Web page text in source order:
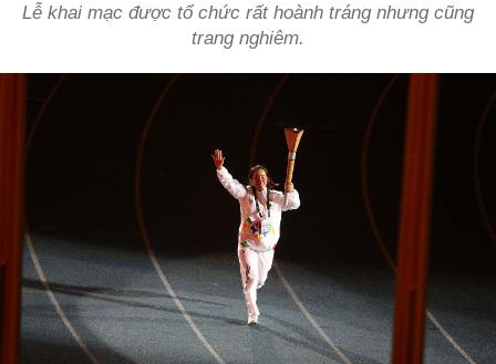
Lễ khai mạc được tổ chức rất hoành tráng nhưng cũng
trang nghiêm.